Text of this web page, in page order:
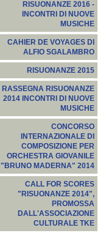
RISUONANZE 2016 -
INCONTRI DI NUOVE
MUSICHE
CAHIER DE VOYAGES DI
ALFIO SGALAMBRO
RISUONANZE 2015
RASSEGNA RISUONANZE
2014 INCONTRI DI NUOVE
MUSICHE
CONCORSO
INTERNAZIONALE DI
COMPOSIZIONE PER
ORCHESTRA GIOVANILE
"BRUNO MADERNA" 2014
CALL FOR SCORES
"RISUONANZE 2014",
PROMOSSA
DALL'ASSOCIAZIONE
CULTURALE TKE